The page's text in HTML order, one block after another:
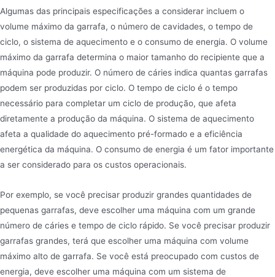
Algumas das principais especificações a considerar incluem o
volume máximo da garrafa, o número de cavidades, o tempo de
ciclo, o sistema de aquecimento e o consumo de energia. O volume
máximo da garrafa determina o maior tamanho do recipiente que a
máquina pode produzir. O número de cáries indica quantas garrafas
podem ser produzidas por ciclo. O tempo de ciclo é o tempo
necessário para completar um ciclo de produção, que afeta
diretamente a produção da máquina. O sistema de aquecimento
afeta a qualidade do aquecimento pré-formado e a eficiência
energética da máquina. O consumo de energia é um fator importante
a ser considerado para os custos operacionais.
Por exemplo, se você precisar produzir grandes quantidades de
pequenas garrafas, deve escolher uma máquina com um grande
número de cáries e tempo de ciclo rápido. Se você precisar produzir
garrafas grandes, terá que escolher uma máquina com volume
máximo alto de garrafa. Se você está preocupado com custos de
energia, deve escolher uma máquina com um sistema de